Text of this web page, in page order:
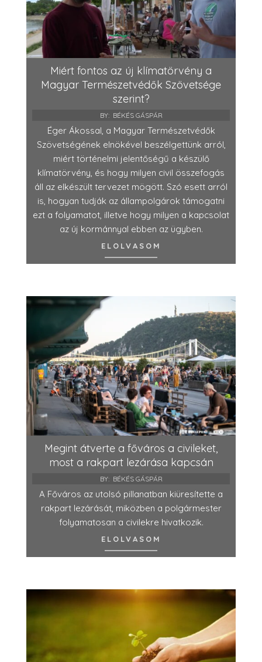
Miért fontos az új klímatörvény a
Magyar Természetvédők Szövetsége
szerint?
BY: BÉKÉS GÁSPÁR
Éger Ákossal, a Magyar Természetvédők
Szövetségének elnökével beszélgettünk arról,
miért történelmi jelentőségű a készülő
klímatörvény, és hogy milyen civil összefogás
áll az elkészült tervezet mögött. Szó esett arról
is, hogyan tudják az állampolgárok támogatni
ezt a folyamatot, illetve hogy milyen a kapcsolat
az új kormánnyal ebben az ügyben.
ELOLVASOM
Megint átverte a főváros a civileket,
most a rakpart lezárása kapcsán
BY: BÉKÉS GÁSPÁR
A Főváros az utolsó pillanatban kiüresítette a
rakpart lezárását, miközben a polgármester
folyamatosan a civilekre hivatkozik.
ELOLVASOM